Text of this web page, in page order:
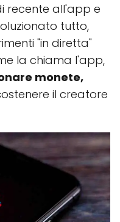
recente all'app e
tutto,
"in diretta"
la chiama l'app,
monete,
il creatore